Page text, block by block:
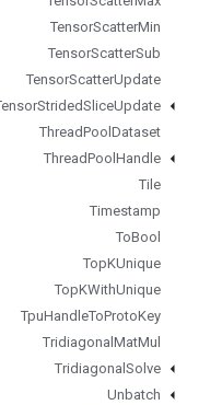
TensorScatterMin
TensorScatterSub
TensorScatterUpdate
StridedSliceUpdate
ThreadPool Dataset
ThreadPool Handle
Tile
Timestamp
ToBool
TopKUnique
TopKWithUnique
TpuHandleToProtoKey
Tridiagonal MatMul
Tridiagonal Solve
Unbatch